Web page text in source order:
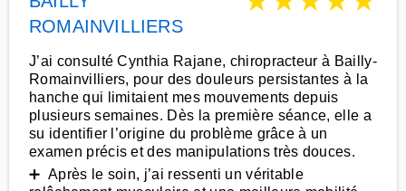
ROMAINVILLIERS
J’ai consulté Cynthia Rajane, chiropracteur à Bailly-
Romainvilliers, pour des douleurs persistantes à la
hanche qui limitaient mes mouvements depuis
plusieurs semaines. Dès la première séance, elle a
su identifier l’origine du problème grâce à un
examen précis et des manipulations très douces.
➕ Après le soin, j’ai ressenti un véritable